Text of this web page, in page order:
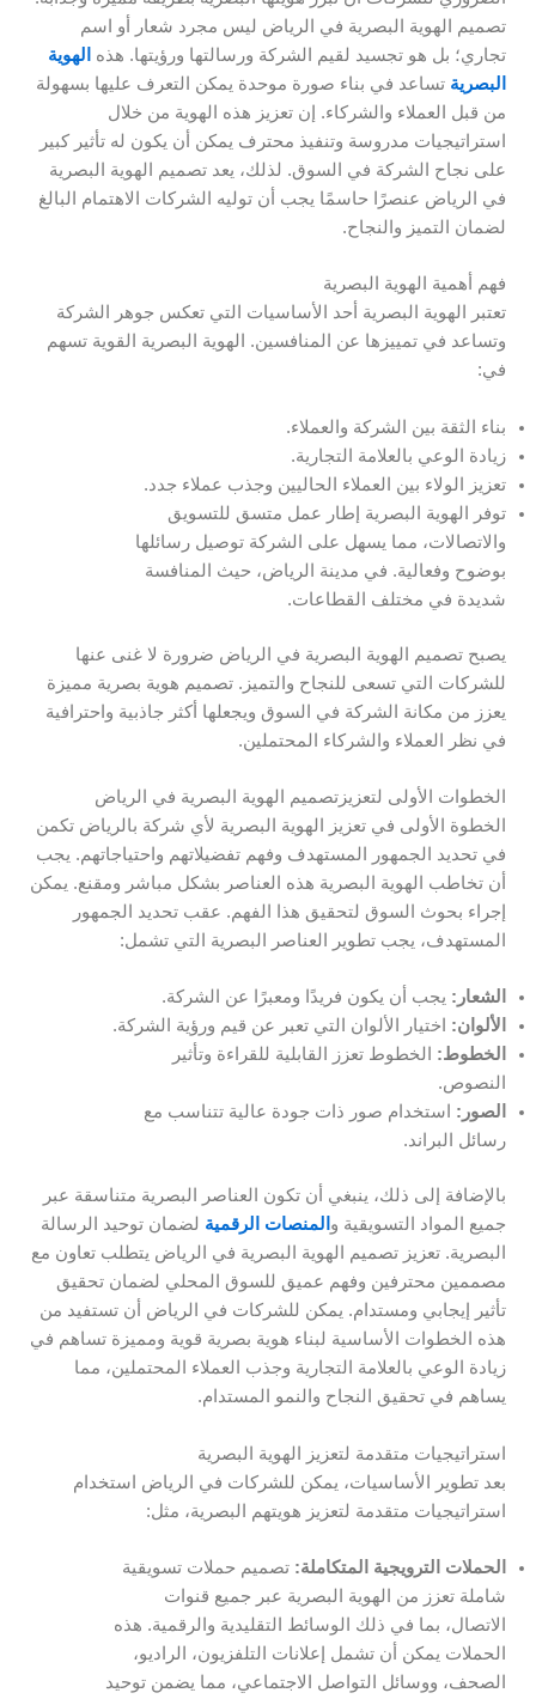
تصميم الهوية البصرية في الرياض ليس مجرد شعار أو اسم
تجاري؛ بل هو تجسيد لقيم الشركة ورسالتها ورؤيتها. هذه
الهوية
البصرية تساعد في بناء صورة موحدة يمكن التعرف عليها بسهولة
من قبل العملاء والشركاء. إن تعزيز هذه الهوية من خلال
استراتيجيات مدروسة وتنفيذ محترف يمكن أن يكون له تأثير كبير
على نجاح الشركة في السوق. لذلك، يعد تصميم الهوية البصرية
في الرياض عنصرًا حاسمًا يجب أن توليه الشركات الاهتمام البالغ
لضمان التميز والنجاح.
فهم أهمية الهوية البصرية
تعتبر الهوية البصرية أحد الأساسيات التي تعكس جوهر الشركة
وتساعد في تمييزها عن المنافسين. الهوية البصرية القوية تسهم
في:
بناء الثقة بين الشركة والعملاء.
زيادة الوعي بالعلامة التجارية.
تعزيز الولاء بين العملاء الحاليين وجذب عملاء جدد.
توفر الهوية البصرية إطار عمل متسق للتسويق
والاتصالات، مما يسهل على الشركة توصيل رسائلها
بوضوح وفعالية. في مدينة الرياض، حيث المنافسة
شديدة في مختلف القطاعات.
يصبح تصميم الهوية البصرية في الرياض ضرورة لا غنى عنها
للشركات التي تسعى للنجاح والتميز. تصميم هوية بصرية مميزة
يعزز من مكانة الشركة في السوق ويجعلها أكثر جاذبية واحترافية
في نظر العملاء والشركاء المحتملين.
الخطوات الأولى لتعزيزتصميم الهوية البصرية في الرياض
الخطوة الأولى في تعزيز الهوية البصرية لأي شركة بالرياض تكمن
في تحديد الجمهور المستهدف وفهم تفضيلاتهم واحتياجاتهم. يجب
أن تخاطب الهوية البصرية هذه العناصر بشكل مباشر ومقنع. يمكن
إجراء بحوث السوق لتحقيق هذا الفهم. عقب تحديد الجمهور
المستهدف، يجب تطوير العناصر البصرية التي تشمل:
الشعار: يجب أن يكون فريدًا ومعبرًا عن الشركة.
الألوان: اختيار الألوان التي تعبر عن قيم ورؤية الشركة.
الخطوط:
الخطوط تعزز القابلية للقراءة وتأثير
النصوص.
الصور: استخدام صور ذات جودة عالية تتناسب مع
رسائل البراند.
بالإضافة إلى ذلك، ينبغي أن تكون العناصر البصرية متناسقة عبر
جميع المواد التسويقية و المنصات الرقمية لضمان توحيد الرسالة
البصرية. تعزيز تصميم الهوية البصرية في الرياض يتطلب تعاون مع
مصممين محترفين وفهم عميق للسوق المحلي لضمان تحقيق
تأثير إيجابي ومستدام. يمكن للشركات في الرياض أن تستفيد من
هذه الخطوات الأساسية لبناء هوية بصرية قوية ومميزة تساهم في
زيادة الوعي بالعلامة التجارية وجذب العملاء المحتملين، مما
يساهم في تحقيق النجاح والنمو المستدام.
استراتيجيات متقدمة لتعزيز الهوية البصرية
بعد تطوير الأساسيات، يمكن للشركات في الرياض استخدام
استراتيجيات متقدمة لتعزيز هويتهم البصرية، مثل:
الحملات الترويجية المتكاملة: تصميم حملات تسويقية
شاملة تعزز من الهوية البصرية عبر جميع قنوات
الاتصال، بما في ذلك الوسائط التقليدية والرقمية. هذه
الحملات يمكن أن تشمل إعلانات التلفزيون، الراديو،
الصحف، ووسائل التواصل الاجتماعي، مما يضمن توحيد